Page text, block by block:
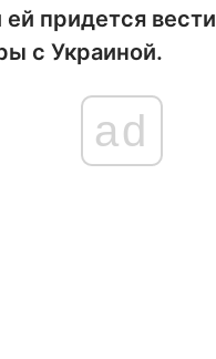
придется вести
с Украиной.
ad